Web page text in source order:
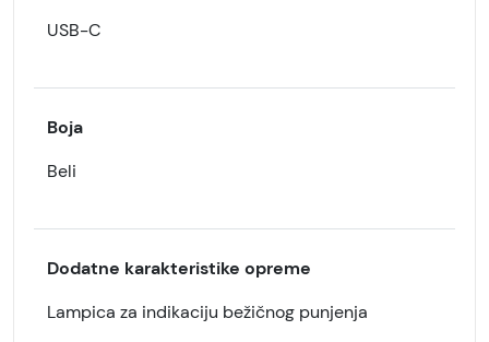
USB-C
Boja
Beli
Dodatne karakteristike opreme
Lampica za indikaciju bežičnog punjenja